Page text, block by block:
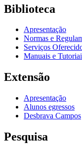
Biblioteca
Apresentação
Normas e
Serviços
Manuais e
Extensão
Apresentação
Alunos egressos
Desbrava Campos
Pesquisa